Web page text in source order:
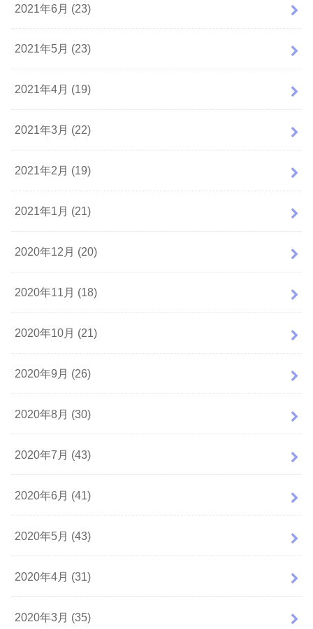
2021年6月 (23)
2021年5月 (23)
2021年4月 (19)
2021年3月 (22)
2021年2月 (19)
2021年1月 (21)
2020年12月 (20)
2020年11月 (18)
2020年10月 (21)
2020年9月 (26)
2020年8月 (30)
2020年7月 (43)
2020年6月 (41)
2020年5月 (43)
2020年4月 (31)
2020年3月 (35)